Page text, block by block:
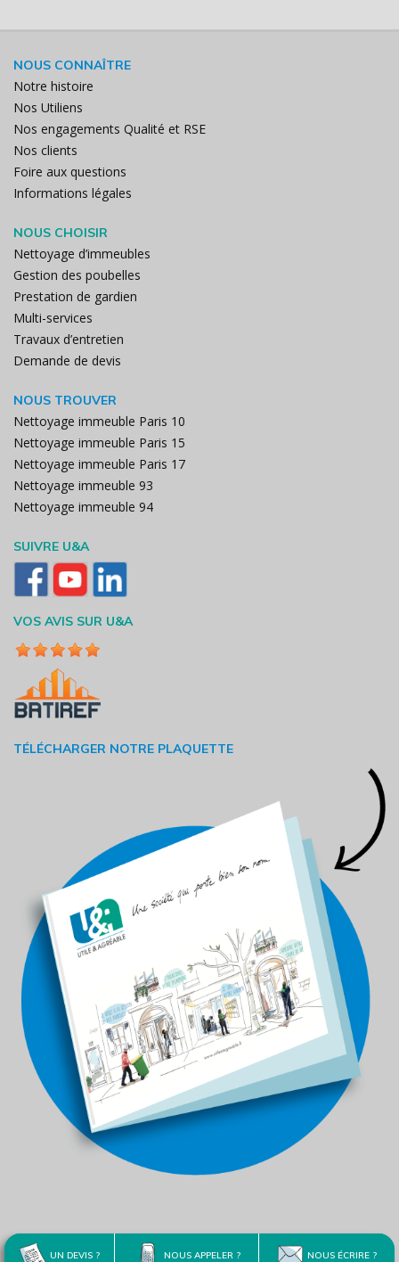
UN DEVIS ? NOUS APPELER ? NOUS ÉCRIRE ?
NOUS CONNAÎTRE
Notre histoire
Nos Utiliens
Nos engagements Qualité et RSE
Nos clients
Foire aux questions
Informations légales
NOUS CHOISIR
Nettoyage d’immeubles
Gestion des poubelles
Prestation de gardien
Multi-services
Travaux d’entretien
Demande de devis
NOUS TROUVER
Nettoyage immeuble Paris 10
Nettoyage immeuble Paris 15
Nettoyage immeuble Paris 17
Nettoyage immeuble 93
Nettoyage immeuble 94
SUIVRE U&A
VOS AVIS SUR U&A
TÉLÉCHARGER NOTRE PLAQUETTE